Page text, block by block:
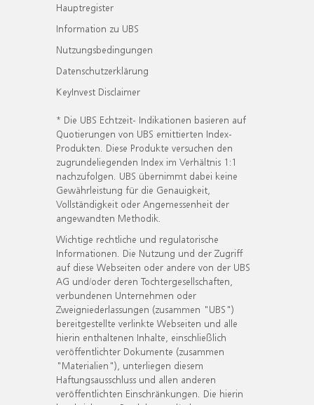
Hauptregister
Information zu UBS
Nutzungsbedingungen
Datenschutzerklärung
KeyInvest Disclaimer
* Die UBS Echtzeit- Indikationen basieren auf
Quotierungen von UBS emittierten Index-
Produkten. Diese Produkte versuchen den
zugrundeliegenden Index im Verhältnis 1:1
nachzufolgen. UBS übernimmt dabei keine
Gewährleistung für die Genauigkeit,
Vollständigkeit oder Angemessenheit der
angewandten Methodik.
Wichtige rechtliche und regulatorische
Informationen. Die Nutzung und der Zugriff
auf diese Webseiten oder andere von der UBS
AG und/oder deren Tochtergesellschaften,
verbundenen Unternehmen oder
Zweigniederlassungen (zusammen "UBS")
bereitgestellte verlinkte Webseiten und alle
hierin enthaltenen Inhalte, einschließlich
veröffentlichter Dokumente (zusammen
"Materialien"), unterliegen diesem
Haftungsausschluss und allen anderen
veröffentlichten Einschränkungen. Die hierin